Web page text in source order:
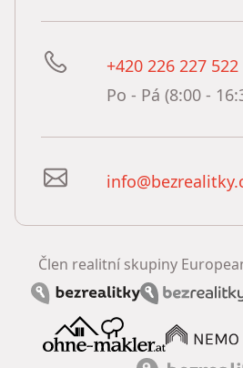
+420 226 227 522
Po - Pá (8:00 -
Člen realitní skupiny